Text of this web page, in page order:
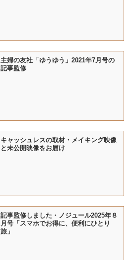
主婦の友社「ゆうゆう」2021年7月号の
記事監修
キャッシュレスの取材・メイキング映像
と未公開映像をお届け
記事監修しました・ノジュール2025年８
月号「スマホでお得に、便利にひとり
旅」